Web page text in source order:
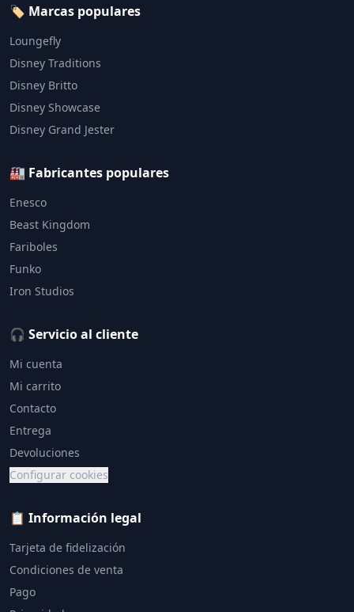
🏷️ Marcas populares
Loungefly
Disney Traditions
Disney Britto
Disney Showcase
Disney Grand Jester
🏭 Fabricantes populares
Enesco
Beast Kingdom
Fariboles
Funko
Iron Studios
🎧 Servicio al cliente
Mi cuenta
Mi carrito
Contacto
Entrega
Devoluciones
Configurar cookies
📋 Información legal
Tarjeta de fidelización
Condiciones de venta
Pago